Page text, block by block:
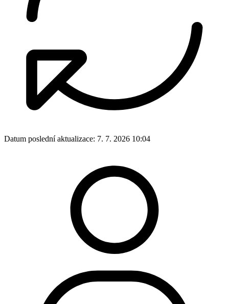
Datum poslední aktualizace: 7. 7. 2026 10:04